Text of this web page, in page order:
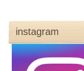
instagram